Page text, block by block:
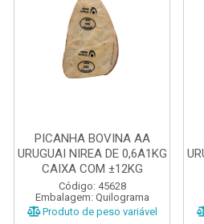
PICANHA BOVINA AA
URUGUAI NIREA DE 0,6A1KG
CAIXA COM ±12KG
Código: 45628
Embalagem: Quilograma
Produto de peso variável